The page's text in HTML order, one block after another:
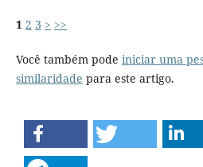
1 2 3 > >>
Você também pode iniciar uma
similaridade para este artigo.